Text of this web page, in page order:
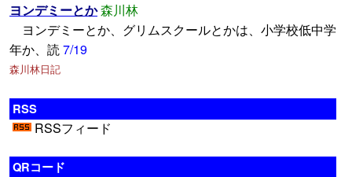
ヨンデミーとか森川林
ヨンデミーとか、グリムスクールとかは、小学校低中学
年か、読7/19
森川林日記
RSS
RSSフィード
QRコード